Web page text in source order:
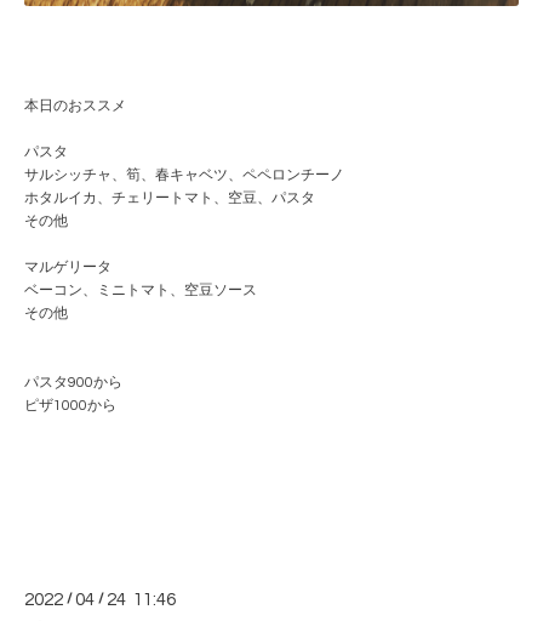
本日のおススメ
パスタ
サルシッチャ、筍、春キャベツ、ペペロンチーノ
ホタルイカ、チェリートマト、空豆、パスタ
その他
マルゲリータ
ベーコン、ミニトマト、空豆ソース
その他
パスタ900から
ピザ1000から
2022 /04 / 24 11:46